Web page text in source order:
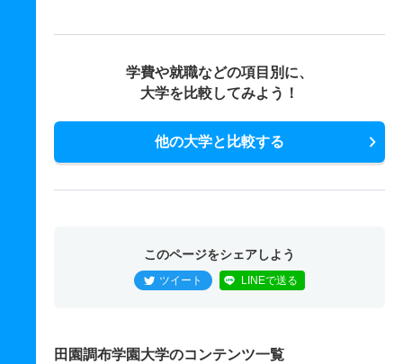
学費や就職などの項目別に、
大学を比較してみよう！
他の大学と比較する
このページをシェアしよう
ツイート LINEで送る
田園調布学園大学のコンテンツ一覧